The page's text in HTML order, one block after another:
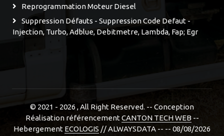
Reprogrammation Moteur Diesel
Suppression Défauts - Suppression Code Defaut -
Injection, Turbo, Adblue, Debitmetre, Lambda, Fap; Egr
© 2021 - 2026 , All Right Reserved. -- Conception
Réalisation référencementCANTON TECH WEB--
Hebergement ECOLOGIS // ALWAYSDATA -- -- 08/08/2026